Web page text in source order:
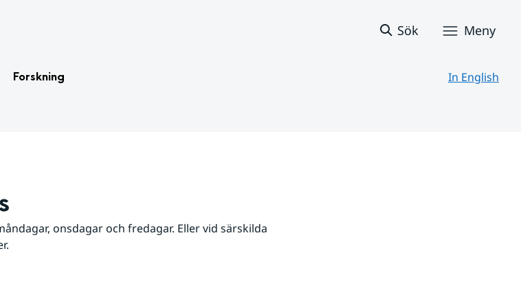
Sök Meny
Forskning In English
onsdagar och fredagar. Eller vid särskilda